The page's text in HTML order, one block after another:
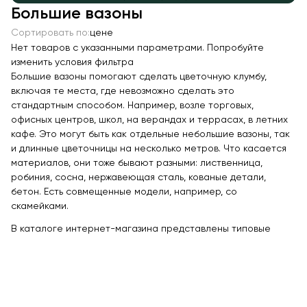
Качалки на пружине
Игровые домики
Канатные дороги
Песочницы
Игровые элементы
Теневые навесы для детских садов
Показать все товары
МАФ
Большие вазоны
Сортировать по:цене
Нет товаров с указанными параметрами. Попробуйте
изменить условия фильтра
Большие вазоны помогают сделать цветочную клумбу,
включая те места, где невозможно сделать это
стандартным способом. Например, возле торговых,
офисных центров, школ, на верандах и террасах, в летних
кафе. Это могут быть как отдельные небольшие вазоны, так
и длинные цветочницы на несколько метров. Что касается
материалов, они тоже бывают разными: лиственница,
робиния, сосна, нержавеющая сталь, кованые детали,
бетон. Есть совмещенные модели, например, со
скамейками.
В каталоге интернет-магазина представлены типовые